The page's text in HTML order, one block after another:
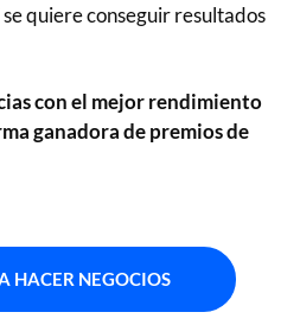
quiere conseguir resultados
con el mejor rendimiento
ganadora de premios de
HACER NEGOCIOS